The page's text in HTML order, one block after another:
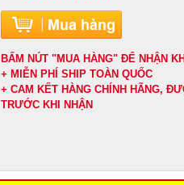
BẤM NÚT "MUA HÀNG" ĐỂ NHẬN
+ MIỄN PHÍ SHIP TOÀN QUỐC
+ CAM KẾT HÀNG CHÍNH HÃNG,
TRƯỚC KHI NHẬN